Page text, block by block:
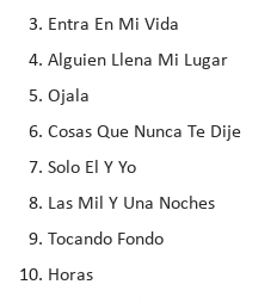
Entra En Mi Vida
Alguien Llena Mi Lugar
Ojala
Cosas Que Nunca Te Dije
Solo El Y Yo
Las Mil Y Una Noches
Tocando Fondo
Horas